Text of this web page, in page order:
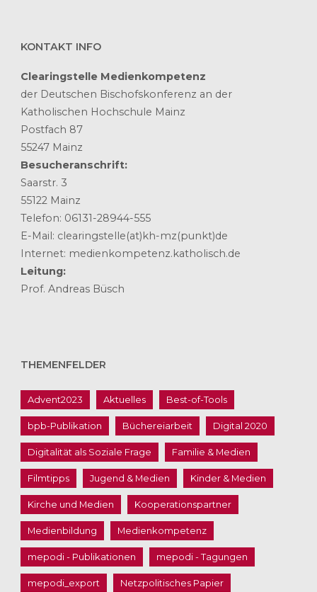
KONTAKT INFO
Clearingstelle Medienkompetenz
der Deutschen Bischofskonferenz an der
Katholischen Hochschule Mainz
Postfach 87
55247 Mainz
Besucheranschrift:
Saarstr. 3
55122 Mainz
Telefon: 06131-28944-555
E-Mail: clearingstelle(at)kh-mz(punkt)de
Internet: medienkompetenz.katholisch.de
Leitung:
Prof. Andreas Büsch
THEMENFELDER
Advent2023 Aktuelles Best-of-Tools
bpb-Publikation Büchereiarbeit Digital 2020
Digitalität als Soziale Frage Familie & Medien
Filmtipps Jugend & Medien Kinder & Medien
Kirche und Medien Kooperationspartner
Medienbildung Medienkompetenz
mepodi - Publikationen mepodi - Tagungen
mepodi_export Netzpolitisches Papier